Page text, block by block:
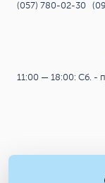
(057) 780-02-30
11:00 — 18:00: Сб. -